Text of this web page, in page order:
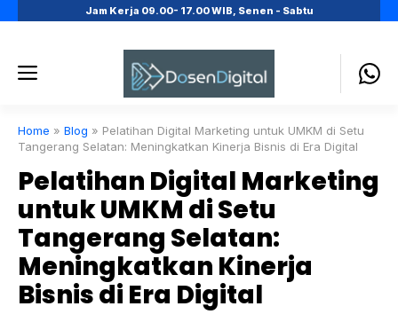
Jam Kerja 09.00- 17.00 WIB, Senen - Sabtu
Menu
Home » Blog » Pelatihan Digital Marketing untuk UMKM di Setu
Tangerang Selatan: Meningkatkan Kinerja Bisnis di Era Digital
Pelatihan Digital Marketing
untuk UMKM di Setu
Tangerang Selatan:
Meningkatkan Kinerja
Bisnis di Era Digital